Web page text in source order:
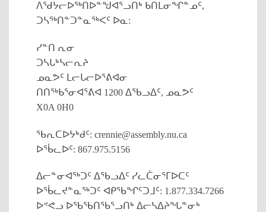
ᐱᖁᔭᓕᐅᖅᑎᐅᓐᖑᐊᕐᓗᑎᒃ ᑲᑎᒪᓂᖏᓐᓄᑦ,
ᑐᓴᖅᑎᓐᑐᓐᓇᖅᐸᑦ ᐅᓇ:
ᓯᓐᑎ ᕆᓂ
ᑐᓴᒐᒃᓴᓕᕆᔨ
ᓄᓇᕗᑦ ᒪᓕᒐᓕᐅᕐᕕᐊᓂ
ᑎᑎᖅᑲᕐᓂᐊᕐᕕᐊ 1200 ᐃᖃᓗᐃᑦ, ᓄᓇᕗᑦ
X0A 0H0
ᖃᕆᑕᐅᔭᒃᑯᑦ: crennie@assembly.nu.ca
ᐅᖄᓚᐅᑦ: 867.975.5156
ᐃᓕᓐᓂᐊᖅᑐᑦ ᐃᖃᓗᐃᑦ ᓯᓚᑖᓂᕐᒥᐅᑕᑦ
ᐅᖄᓚᔪᓐᓇᖅᑐᑦ ᐊᑭᖃᖏᑦᑐᒧᑦ: 1.877.334.7266
ᐅᕝᕙᓗ ᐅᖃᖃᑎᖃᕐᓗᑎᒃ ᐃᓕᓴᐃᔨᖓᓐᓂᒃ